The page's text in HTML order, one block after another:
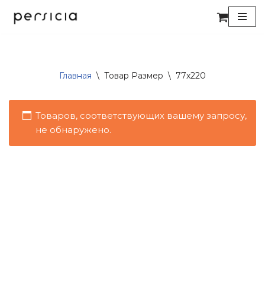
Главная \ Товар Размер \ 77x220
Товаров, соответствующих вашему запросу,
не обнаружено.